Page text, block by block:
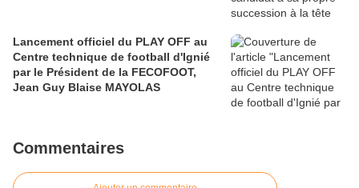
Lancement officiel du PLAY OFF au
Centre technique de football d'Ignié
par le Président de la FECOFOOT,
Jean Guy Blaise MAYOLAS
Commentaires